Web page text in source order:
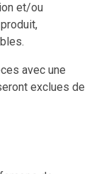
et/ou
avec une
exclues de